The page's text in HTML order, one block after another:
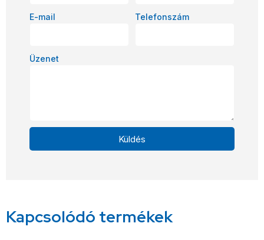
E-mail Telefonszám
Üzenet
Küldés
Kapcsolódó termékek